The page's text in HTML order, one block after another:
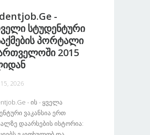
-
Სტუდენტური
Პორტალი
2015
2026
- Ის - Ყველა
Ვაკანსია Ერთ
Დაარსების Ისტორია: